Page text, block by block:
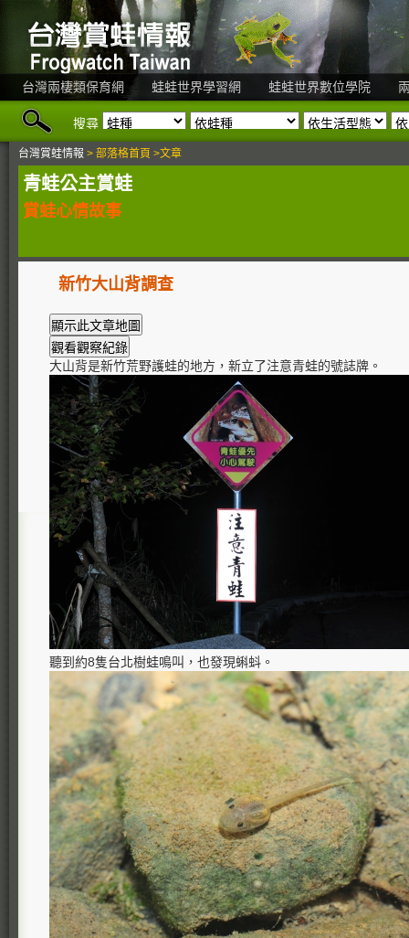
台灣兩棲類保育網 蛙蛙世界學習網 蛙蛙世界數位學院
搜尋
台灣賞蛙情報 > 部落格首頁 >文章
青蛙公主賞蛙
賞蛙心情故事
新竹大山背調查
大山背是新竹荒野護蛙的地方，新立了注意青蛙的號誌牌。
聽到約8隻台北樹蛙鳴叫，也發現蝌蚪。